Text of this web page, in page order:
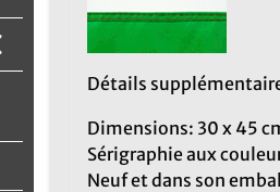
Détails
Dimensions: 30 x 45
Sérigraphie aux
Neuf et dans son